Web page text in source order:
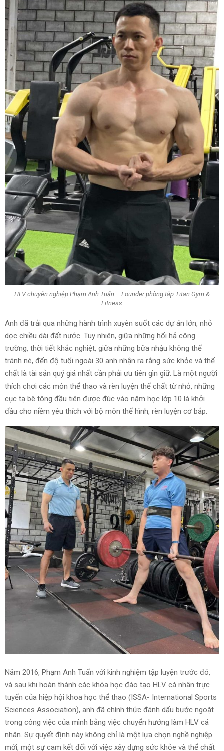
HLV chuyên nghiệp Phạm Anh Tuấn – Founder phòng tập Titan Gym &
Fitness
Anh đã trải qua những hành trình xuyên suốt các dự án lớn, nhỏ
dọc chiều dài đất nước. Tuy nhiên, giữa những hối hả công
trường, thời tiết khắc nghiệt, giữa những bữa nhậu không thể
tránh né, đến độ tuổi ngoài 30 anh nhận ra rằng sức khỏe và thể
chất là tài sản quý giá nhất cần phải ưu tiên gìn giữ. Là một người
thích chơi các môn thể thao và rèn luyện thể chất từ nhỏ, những
cục tạ bê tông đầu tiên được đúc vào năm học lớp 10 là khởi
đầu cho niềm yêu thích với bộ môn thể hình, rèn luyện cơ bắp.
Năm 2016, Phạm Anh Tuấn với kinh nghiệm tập luyện trước đó,
và sau khi hoàn thành các khóa học đào tạo HLV cá nhân trực
tuyến của hiệp hội khoa học thể thao (ISSA- International Sports
Sciences Association), anh đã chính thức đánh dấu bước ngoặt
trong công việc của mình bằng việc chuyển hướng làm HLV cá
nhân. Sự quyết định này không chỉ là một lựa chọn nghề nghiệp
mới, một sự cam kết đối với việc xây dựng sức khỏe và thể chất